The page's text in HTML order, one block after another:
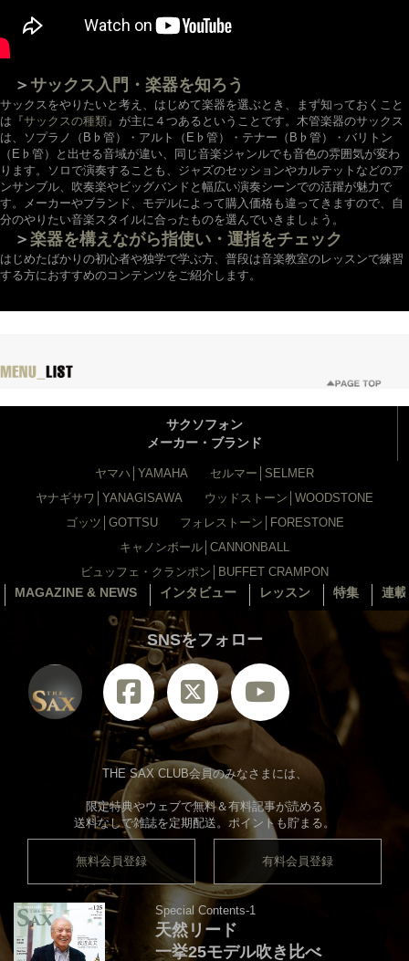
＞ サックス入門・楽器を知ろう
サックスをやりたいと考え、はじめて楽器を選ぶとき、まず知っておくこと
は『サックスの種類』が主に４つあるということです。木管楽器のサックス
は、ソプラノ（B♭管）・アルト（E♭管）・テナー（B♭管）・バリトン
（E♭管）と出せる音域が違い、同じ音楽ジャンルでも音色の雰囲気が変わ
ります。ソロで演奏することも、ジャズのセッションやカルテットなどのア
ンサンブル、吹奏楽やビッグバンドと幅広い演奏シーンでの活躍が魅力で
す。メーカーやブランド、モデルによって購入価格も違ってきますので、自
分のやりたい音楽スタイルに合ったものを選んでいきましょう。
＞ 楽器を構えながら指使い・運指をチェック
はじめたばかりの初心者や独学で学ぶ方、普段は音楽教室のレッスンで練習
する方におすすめのコンテンツをご紹介します。
サクソフォン
メーカー・ブランド
ヤマハ│YAMAHA
セルマー│SELMER
ヤナギサワ│YANAGISAWA
ウッドストーン│WOODSTONE
ゴッツ│GOTTSU
フォレストーン│FORESTONE
キャノンボール│CANNONBALL
ビュッフェ・クランポン│BUFFET CRAMPON
MAGAZINE & NEWS インタビュー レッスン 特集 連
SNSをフォロー
THE SAX CLUB会員のみなさまには、
限定特典やウェブで無料＆有料記事が読める
送料なしで雑誌を定期配送。ポイントも貯まる。
無料会員登録 有料会員登録
Special Contents-1
天然リード
一挙25モデル吹き比べ